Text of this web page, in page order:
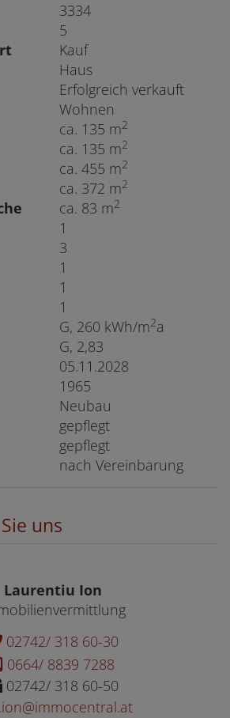
3334
5
Kauf
Haus
Erfolgreich verkauft
Wohnen
ca. 135 m2
ca. 135 m2
ca. 455 m2
ca. 372 m2
ca. 83 m2
1
3
1
1
1
G, 260 kWh/m2a
G, 2,83
05.11.2028
1965
Neubau
gepflegt
gepflegt
nach Vereinbarung
uns
Laurentiu Ion
02742/ 318 60-30
0664/ 8839 7288
02742/ 318 60-50